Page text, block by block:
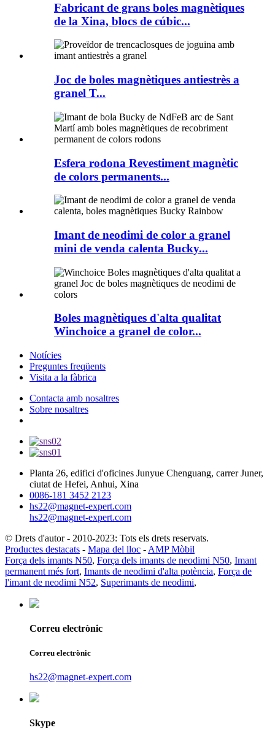
Fabricant de grans boles magnètiques
de la Xina, blocs de cúbic...
Joc de boles magnètiques antiestrès a
granel T...
Esfera rodona Revestiment magnètic
de colors permanents...
Imant de neodimi de color a granel
mini de venda calenta Bucky...
Boles magnètiques d'alta qualitat
Winchoice a granel de color...
Notícies
Preguntes freqüents
Visita a la fàbrica
Contacta amb nosaltres
Sobre nosaltres
Planta 26, edifici d'oficines Junyue Chenguang, carrer Juner,
ciutat de Hefei, Anhui, Xina
0086-181 3452 2123
hs22@magnet-expert.com
hs22@magnet-expert.com
© Drets d'autor - 2010-2023: Tots els drets reservats.
Productes destacats - Mapa del lloc - AMP Mòbil
Força dels imants N50, Força dels imants de neodimi N50, Imant
permanent més fort, Imants de neodimi d'alta potència, Força de
l'imant de neodimi N52, Superimants de neodimi,
Correu electrònic
Correu electrònic
hs22@magnet-expert.com
Skype